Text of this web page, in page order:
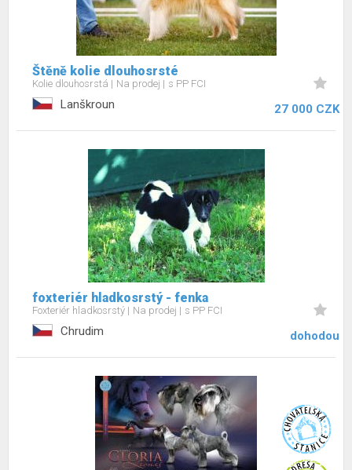
Štěně kolie dlouhosrsté
Kolie dlouhosrstá Na prodej s PP FCI
Lanškroun 27 000 CZK
foxteriér hladkosrstý - fenka
Foxteriér hladkosrstý Na prodej s PP FCI
Chrudim dohodou